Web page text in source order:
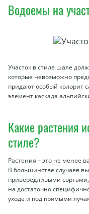
Водоемы на
Участок в стиле шале
которые невозможно
придают особый колорит
элемент каскада
Какие растения
стиле?
Растения – это не менее
В большинстве случаев
привередливыми сортами,
на достаточно
уходе и под прямыми